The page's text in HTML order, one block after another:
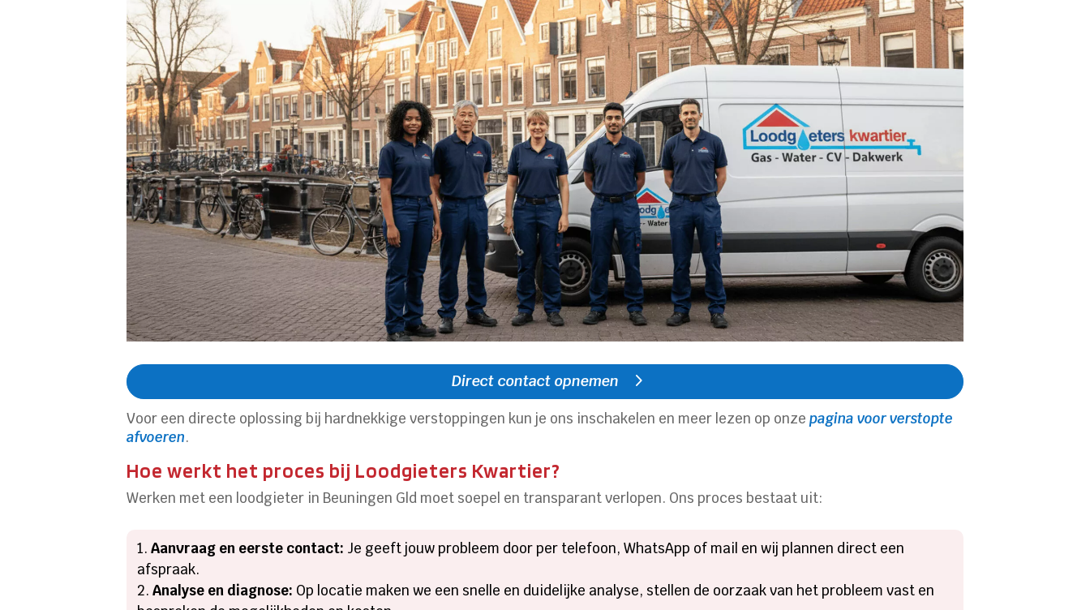
Direct contact opnemen
Voor een directe oplossing bij hardnekkige verstoppingen kun je ons inschakelen en meer lezen op onzepagina voor verstopte
afvoeren.
Hoe werkt het proces bij Loodgieters Kwartier?
Werken met een loodgieter in Beuningen Gld moet soepel en transparant verlopen. Ons proces bestaat uit:
Aanvraag en eerste contact: Je geeft jouw probleem door per telefoon, WhatsApp of mail en wij plannen direct een
afspraak.
Analyse en diagnose: Op locatie maken we een snelle en duidelijke analyse, stellen de oorzaak van het probleem vast en